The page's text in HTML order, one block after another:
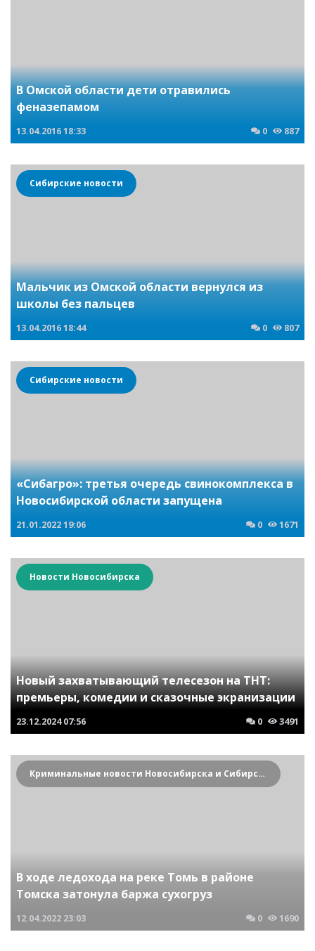
В Омской области дети отравились
феназепамом
13.04.201618:33 0 887
Сибирские новости
Мальчик из Омской области вернулся из
школы без пальцев
13.04.201618:44 0 807
Сибирские новости
«Сибагро»: третья очередь свинокомплекса в
Новосибирской области запущена
21.01.202219:06 0 1671
Новости Новосибирска
Новый захватывающий телесезон на ТНТ:
премьеры, комедии и сказочные экранизации
23.12.2024 07:56 0 3491
Криминальные новости Новосибирска и Сибирского региона
В ходе ледохода на реке Томь в районе
Томска затонула баржа сухогруз
12.04.2022 23:03 0 1690